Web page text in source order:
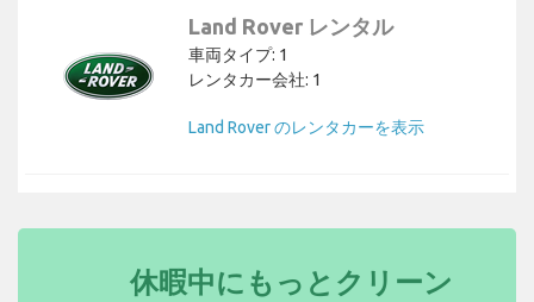
Land Rover レンタル
車両タイプ: 1
レンタカー会社: 1
Land Rover のレンタカーを表示
休暇中にもっとクリーン